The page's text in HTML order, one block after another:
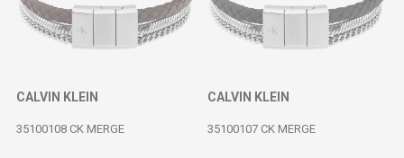
CALVIN KLEIN
35100108 CK MERGE
CALVIN KLEIN
35100107 CK MERGE